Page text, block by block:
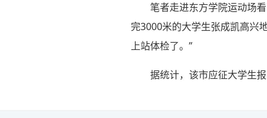
笔者走进东方学院运动场
完3000米的大学生张成凯高兴
上站体检了。”
据统计，该市应征大学生